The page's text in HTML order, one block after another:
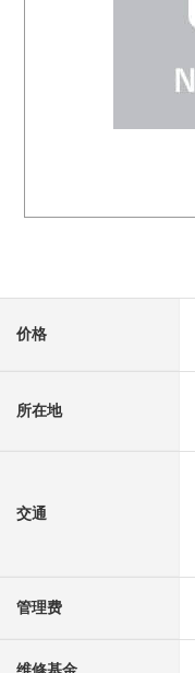
价格
所在地
交通
管理费